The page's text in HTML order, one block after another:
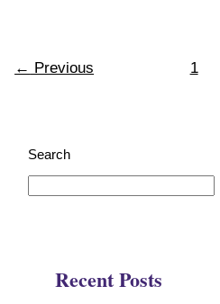
← Previous 1
Search
Recent Posts